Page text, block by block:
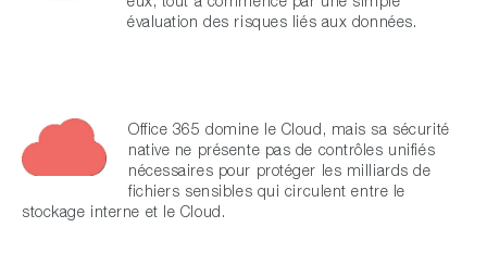
évaluation des risques liés aux données.
Office 365 domine le Cloud, mais sa sécurité
native ne présente pas de contrôles unifiés
nécessaires pour protéger les milliards de
fichiers sensibles qui circulent entre le
stockage interne et le Cloud.